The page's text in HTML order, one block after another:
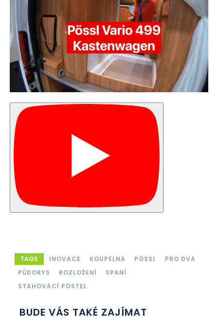
TAGS INOVACE KOUPELNA PÖSSL
PRO DVA
PŮDORYS
ROZLOŽENÍ
SPANÍ
STAHOVACÍ POSTEL
BUDE VÁS TAKÉ ZAJÍMAT